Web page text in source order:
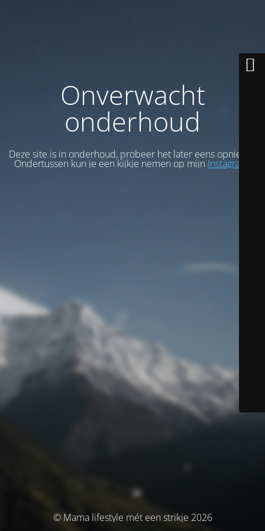
Onverwacht
onderhoud
Deze site is in onderhoud, probeer het later eens opnieuw.
Ondertussen kun je een kijkje nemen op mijn Instagram
© Mama lifestyle mét een strikje 2026